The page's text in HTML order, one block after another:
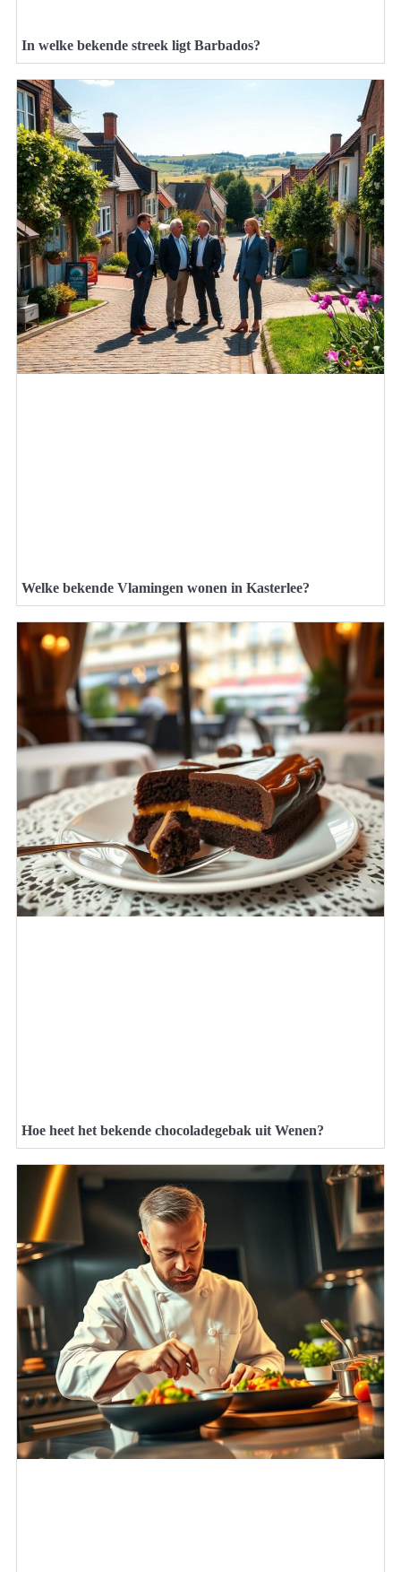
In welke bekende streek ligt Barbados?
Welke bekende Vlamingen wonen in Kasterlee?
Hoe heet het bekende chocoladegebak uit Wenen?